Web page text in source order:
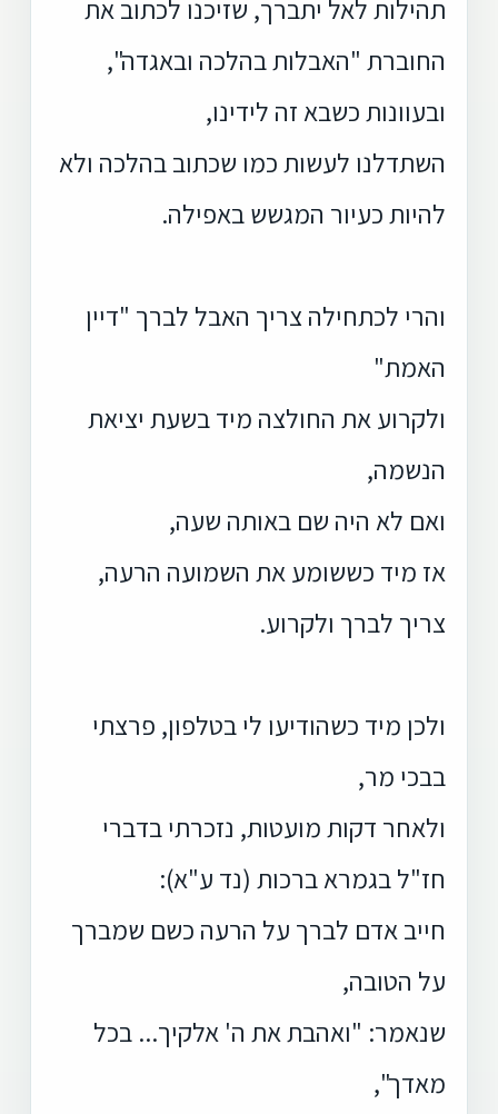
תהילות לאל יתברך, שזיכנו לכתוב את
החוברת "האבלות בהלכה ובאגדה",
ובעוונות כשבא זה לידינו,
השתדלנו לעשות כמו שכתוב בהלכה ולא
להיות כעיור המגשש באפילה.
והרי לכתחילה צריך האבל לברך "דיין
האמת"
ולקרוע את החולצה מיד בשעת יציאת
הנשמה,
ואם לא היה שם באותה שעה,
אז מיד כששומע את השמועה הרעה,
צריך לברך ולקרוע.
ולכן מיד כשהודיעו לי בטלפון, פרצתי
בבכי מר,
ולאחר דקות מועטות, נזכרתי בדברי
חז"ל בגמרא ברכות (נד ע"א):
חייב אדם לברך על הרעה כשם שמברך
על הטובה,
שנאמר: "ואהבת את ה' אלקיך... בכל
מאדך",